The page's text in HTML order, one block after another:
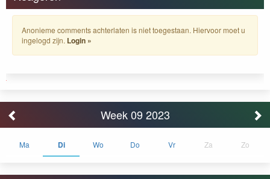
Anonieme comments achterlaten is niet toegestaan. Hiervoor moet u
ingelogd zijn. Login »
Week 09 2023
Ma Di Wo Do Vr Za Zo